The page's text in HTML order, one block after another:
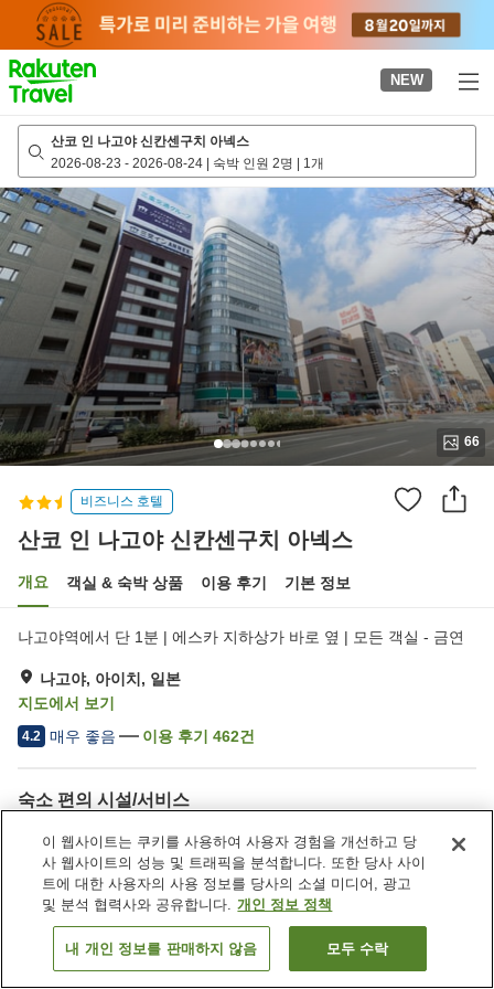
page
NEW
산코 인 나고야 신칸센구치 아넥스
2026-08-23 - 2026-08-24 | 숙박 인원 2명 | 1개
66
비즈니스 호텔
산코 인 나고야 신칸센구치 아넥스
개요 객실 & 숙박 상품 이용 후기 기본 정보
나고야역에서 단 1분 | 에스카 지하상가 바로 옆 | 모든 객실 - 금연
나고야, 아이치, 일본
지도에서 보기
4.2 매우 좋음 이용 후기 462건
숙소 편의 시설/서비스
Wi-Fi
스파 / 미용실
자동판매기
주차 (유료)
일본 아이치 나고야 산코 인 나고야 신칸센구치 아넥스
객실 보기
이 웹사이트는 쿠키를 사용하여 사용자 경험을 개선하고 당
사 웹사이트의 성능 및 트래픽을 분석합니다. 또한 당사 사이
트에 대한 사용자의 사용 정보를 당사의 소셜 미디어, 광고
및 분석 협력사와 공유합니다. 개인 정보 정책
내 개인 정보를 판매하지 않음 모두 수락